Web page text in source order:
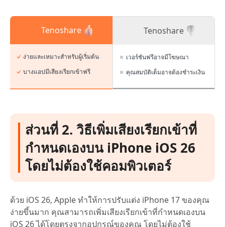
Tenoshare
ง่ายและเหมาะสำหรับผู้เริ่มต้น
บางแอปมีเสียงเรียกเข้าฟรี
Tenoshare
เวอร์ชันฟรีอาจมีโฆษณา
คุณสมบัติเต็มอาจต้องชำระเงิน
ส่วนที่ 2. วิธีเพิ่มเสียงเรียกเข้าที่
กำหนดเองบน iPhone iOS 26
โดยไม่ต้องใช้คอมพิวเตอร์
ด้วย iOS 26, Apple ทำให้การปรับแต่ง iPhone 17 ของคุณ
ง่ายขึ้นมาก คุณสามารถเพิ่มเสียงเรียกเข้าที่กำหนดเองบน
iOS 26 ได้โดยตรงจากอุปกรณ์ของคุณ โดยไม่ต้องใช้